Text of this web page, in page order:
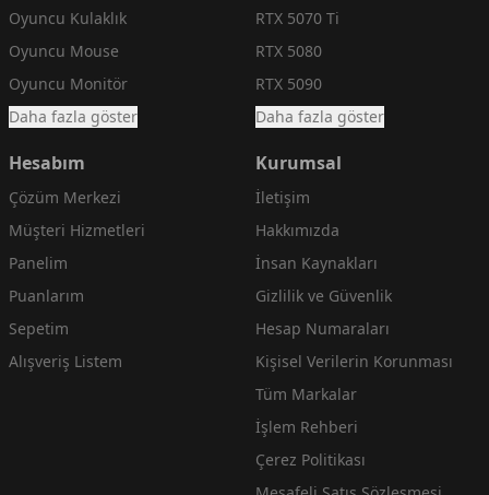
Oyuncu Kulaklık
Oyuncu Mouse
Oyuncu Monitör
Daha fazla göster
RTX 5070 Ti
RTX 5080
RTX 5090
Daha fazla göster
Hesabım
Çözüm Merkezi
Müşteri Hizmetleri
Panelim
Puanlarım
Sepetim
Alışveriş Listem
Kurumsal
İletişim
Hakkımızda
İnsan Kaynakları
Gizlilik ve Güvenlik
Hesap Numaraları
Kişisel Verilerin Korunması
Tüm Markalar
İşlem Rehberi
Çerez Politikası